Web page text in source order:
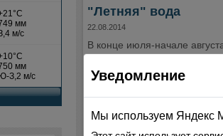
"Летняя" вода
22.08.2014
В конце июля-начале
водоснабжением села
породили целый ряд жалоб
редакцию. В чем причина?
участка водоснабжения
Богдановым.
Уведомление
Мы используем Яндекс